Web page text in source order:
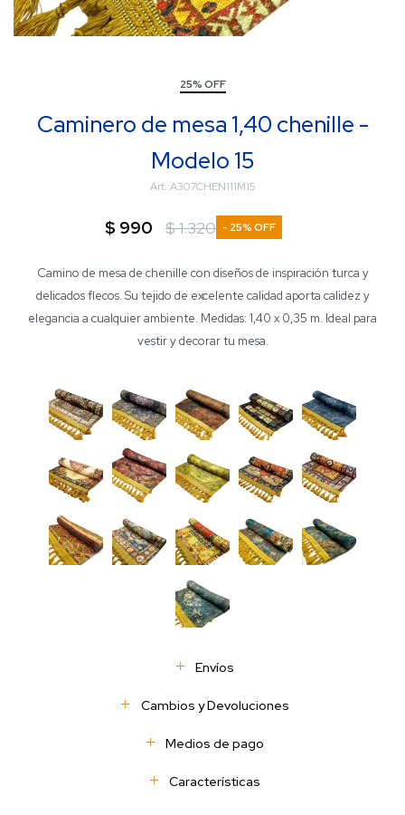
25% OFF
Caminero de mesa 1,40 chenille -
Modelo 15
A307CHEN111M15
$ 990 $1.320 25
Camino de mesa de chenille con diseños de inspiración turca y
delicados flecos. Su tejido de excelente calidad aporta calidez y
elegancia a cualquier ambiente. Medidas: 1,40 x 0,35 m. Ideal para
vestir y decorar tu mesa.
Envíos
Cambios y Devoluciones
Medios de pago
Características